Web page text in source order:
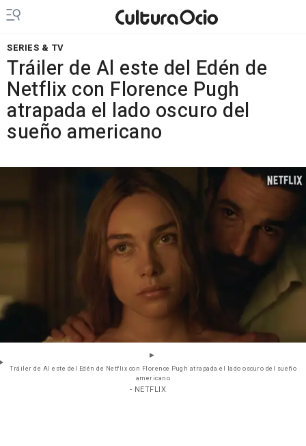
SERIES & TV
Tráiler de Al este del Edén de
Netflix con Florence Pugh
atrapada el lado oscuro del
sueño americano
Tráiler de Al este del Edén de Netflix con Florence Pugh atrapada el lado oscuro del sueño
americano
- NETFLIX